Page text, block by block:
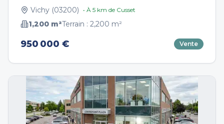
Vichy (03200) • À 5 km de Cusset
1,200 m²Terrain : 2,200 m²
950 000 € Vente